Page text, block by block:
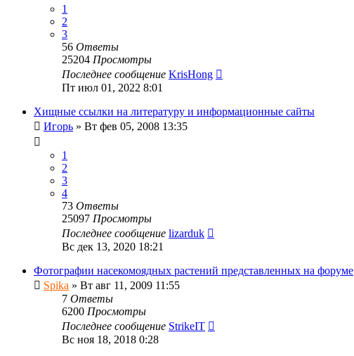
1
2
3
56 Ответы
25204 Просмотры
Последнее сообщение KrisHong
Пт июл 01, 2022 8:01
Хищные ссылки на литературу и информационные сайты
Игорь » Вт фев 05, 2008 13:35
1
2
3
4
73 Ответы
25097 Просмотры
Последнее сообщение lizarduk
Вс дек 13, 2020 18:21
Фотографии насекомоядных растений представленных на форуме
Spika » Вт авг 11, 2009 11:55
7 Ответы
6200 Просмотры
Последнее сообщение StrikeIT
Вс ноя 18, 2018 0:28